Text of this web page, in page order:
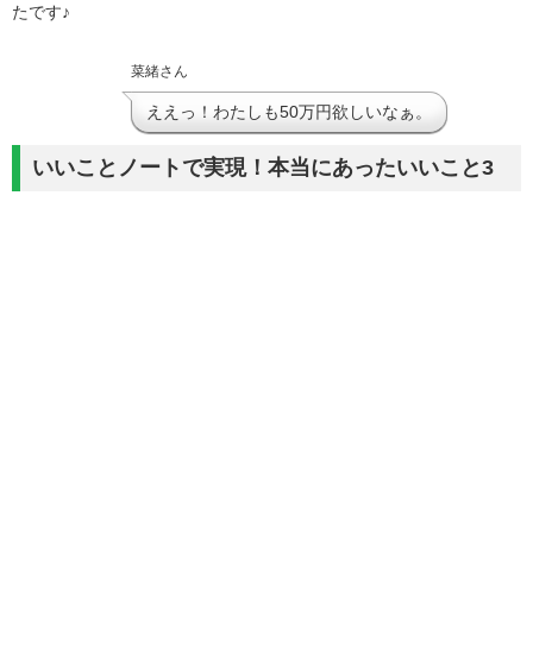
たです♪
菜緒さん
ええっ！わたしも50万円欲しいなぁ。
いいことノートで実現！本当にあったいいこと3